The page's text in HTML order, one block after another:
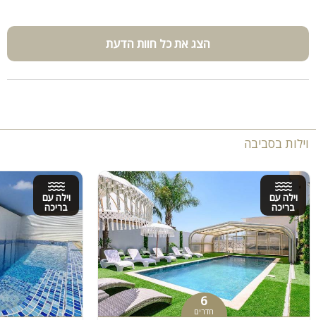
הצג את כל חוות הדעת
וילות בסביבה
וילה עם
בריכה
6
חדרים
וילה עם
בריכה